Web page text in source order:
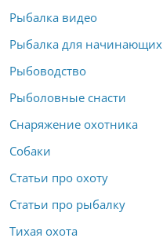
Рыбалка видео
Рыбалка для начинающих
Рыбоводство
Рыболовные снасти
Снаряжение охотника
Собаки
Статьи про охоту
Статьи про рыбалку
Тихая охота